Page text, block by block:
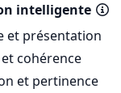
intelligente
et présentation
cohérence
et pertinence